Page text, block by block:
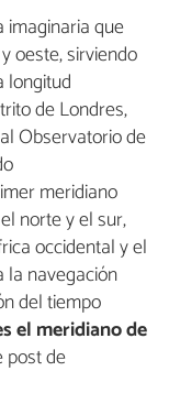
imaginaria que
oeste, sirviendo
longitud
de Londres,
Observatorio de
meridiano
norte y el sur,
occidental y el
la navegación
del tiempo
el meridiano de
post de